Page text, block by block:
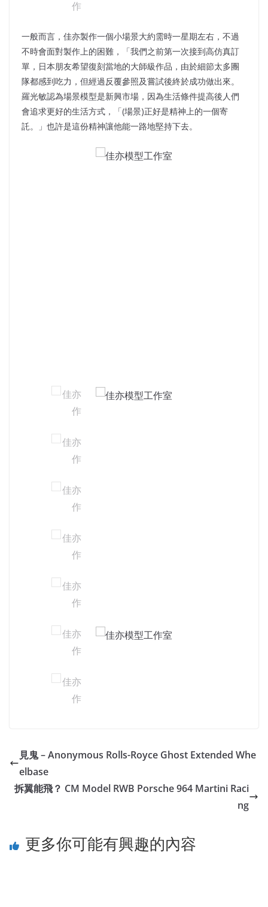
一般而言，佳亦製作一個小場景大約需時一星期左右，不過
不時會面對製作上的困難，「我們之前第一次接到高仿真訂
單，日本朋友希望復刻當地的大師級作品，由於細節太多團
隊都感到吃力，但經過反覆參照及嘗試後終於成功做出來。
羅光敏認為場景模型是新興市場，因為生活條件提高後人們
會追求更好的生活方式，「(場景)正好是精神上的一個寄
託。」也許是這份精神讓他能一路地堅持下去。
見鬼 – Anonymous Rolls-Royce Ghost Extended Whe
elbase
拆翼能飛？ CM Model RWB Porsche 964 Martini Raci
ng
更多你可能有興趣的內容